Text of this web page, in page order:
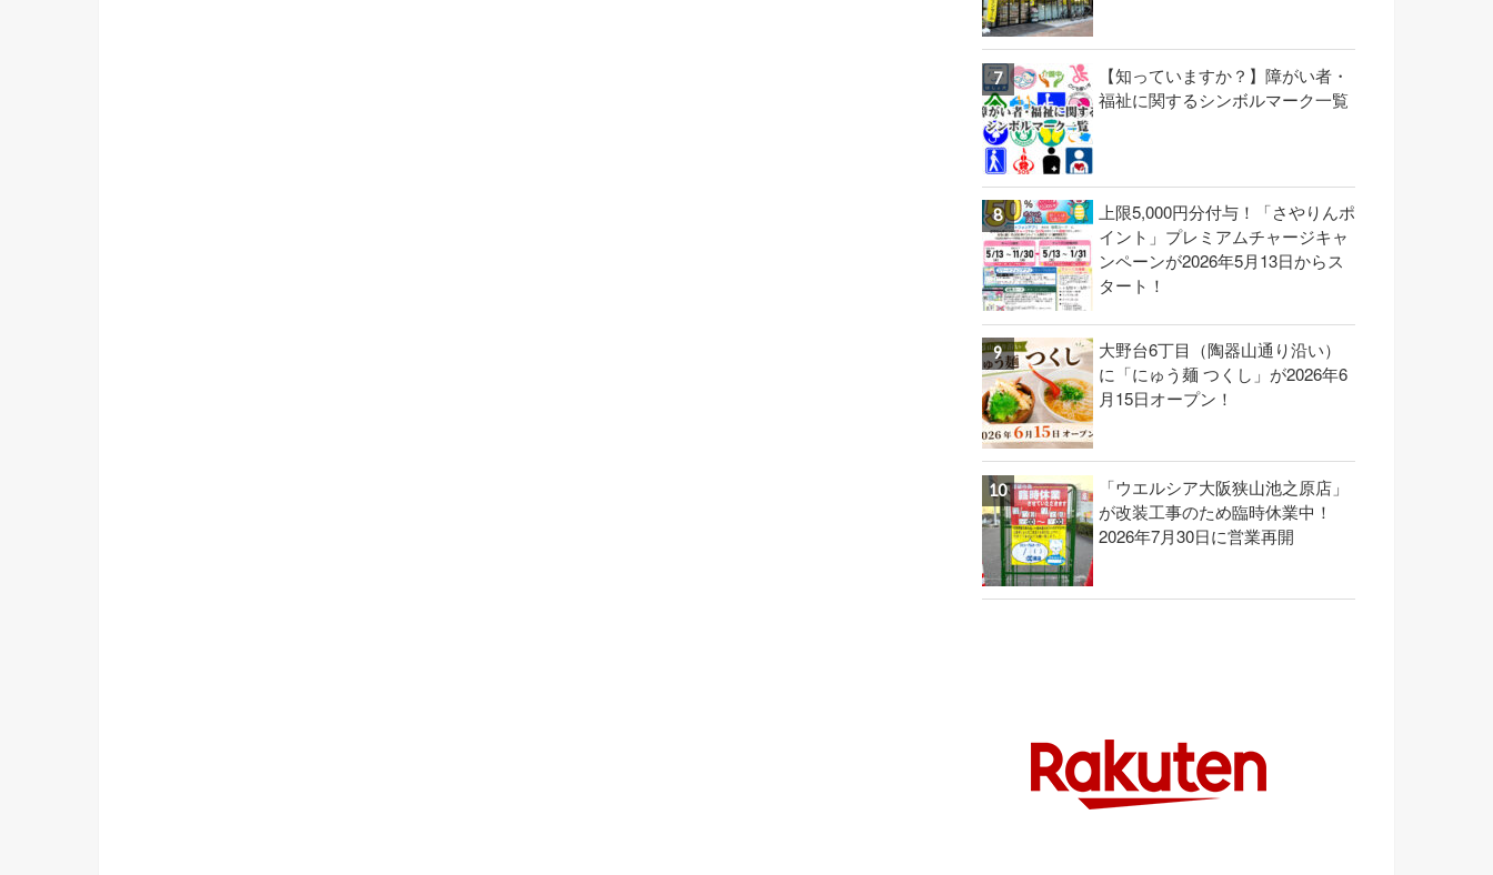
【知っていますか？】障がい者・
福祉に関するシンボルマーク一覧
上限5,000円分付与！「さやりんポ
イント」プレミアムチャージキャ
ンペーンが2026年5月13日からス
タート！
大野台6丁目（陶器山通り沿い）
に「にゅう麺 つくし」が2026年6
月15日オープン！
「ウエルシア大阪狭山池之原店」
が改装工事のため臨時休業中！
2026年7月30日に営業再開